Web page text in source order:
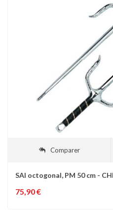
Comparer
SAI octogonal, PM 50 cm -
75,90 €